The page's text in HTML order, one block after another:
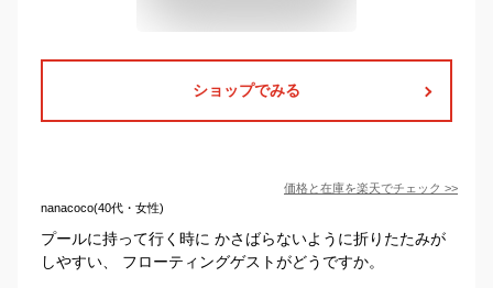
ショップでみる
価格と在庫を楽天でチェック >>
nanacoco(40代・女性)
プールに持って行く時に かさばらないように折りたたみが
しやすい、 フローティングゲストがどうですか。